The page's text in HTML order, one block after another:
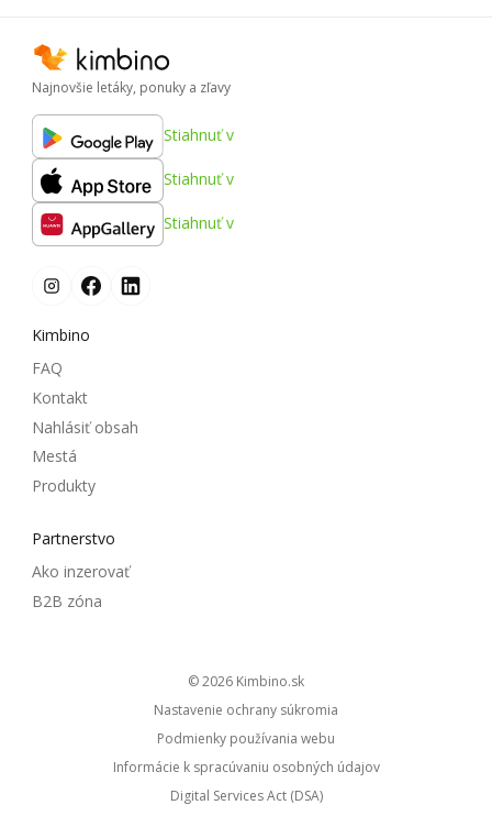
Najnovšie letáky, ponuky a zľavy
Stiahnuť v
Stiahnuť v
Stiahnuť v
Kimbino
FAQ
Kontakt
Nahlásiť obsah
Mestá
Produkty
Partnerstvo
Ako inzerovať
B2B zóna
© 2026
kimbino.sk
Nastavenie ochrany súkromia
Podmienky používania webu
Informácie k spracúvaniu osobných údajov
Digital Services Act (DSA)